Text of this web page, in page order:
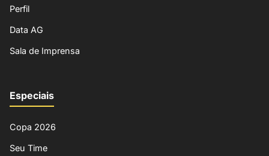
Perfil
Data AG
Sala de Imprensa
Especiais
Copa 2026
Seu Time